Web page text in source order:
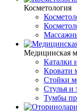
Косметология
Медицинская
Каталки
Кровати
Стойки
Стулья и
Тумбы